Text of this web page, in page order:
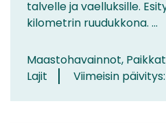
talvelle ja vaelluksille.
kilometrin ruudukkona. ...
Maastohavainnot,
Lajit
Viimeisin